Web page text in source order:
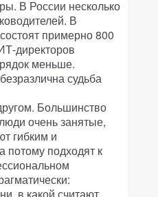
В России несколько
В
примерно 800
директоров
меньше.
судьба
Большинство
очень занятые,
гибким и
подходят к